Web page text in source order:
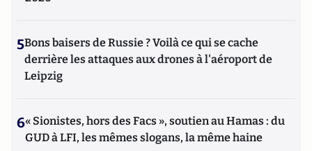
5Bons baisers de Russie ? Voilà ce qui se cache
derrière les attaques aux drones à l'aéroport de
Leipzig
6« Sionistes, hors des Facs », soutien au Hamas : du
GUD à LFI, les mêmes slogans, la même haine